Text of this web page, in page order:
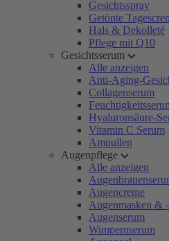
Gesichtsspray
Getönte
Hals & Dekolleté
Pflege mit Q10
Gesichtsserum
Alle anzeigen
Anti-Aging-
Collagenserum
Hyaluronsäure-
Vitamin C Serum
Ampullen
Augenpflege
Alle anzeigen
Augencreme
Augenmasken &
Augenserum
Wimpernserum